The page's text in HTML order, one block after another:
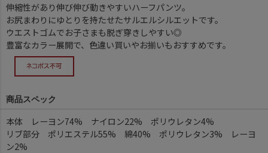
伸縮性があり伸び伸び動きやすいハーフパンツ。
お尻まわりにゆとりを持たせたサルエルシルエットです。
ウエストゴムでお子さまも脱ぎ穿きしやすい◎
豊富なカラー展開で、色違い買いやお揃いもおすすめです。
商品スペック
本体 レーヨン74% ナイロン22% ポリウレタン4%
リブ部分 ポリエステル55% 綿40% ポリウレタン3% レーヨ
ン2%